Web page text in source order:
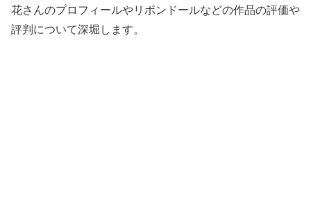
花さんのプロフィールやリボンドールなどの作品の評価や
評判について深堀します。